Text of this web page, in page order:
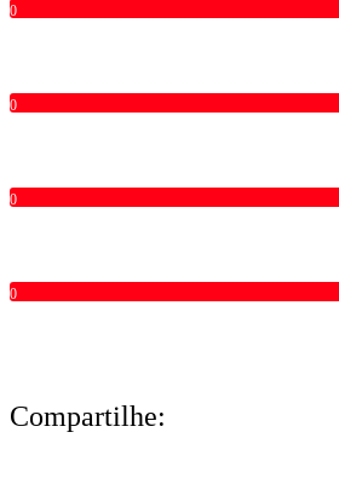
0
0
0
0
Compartilhe: